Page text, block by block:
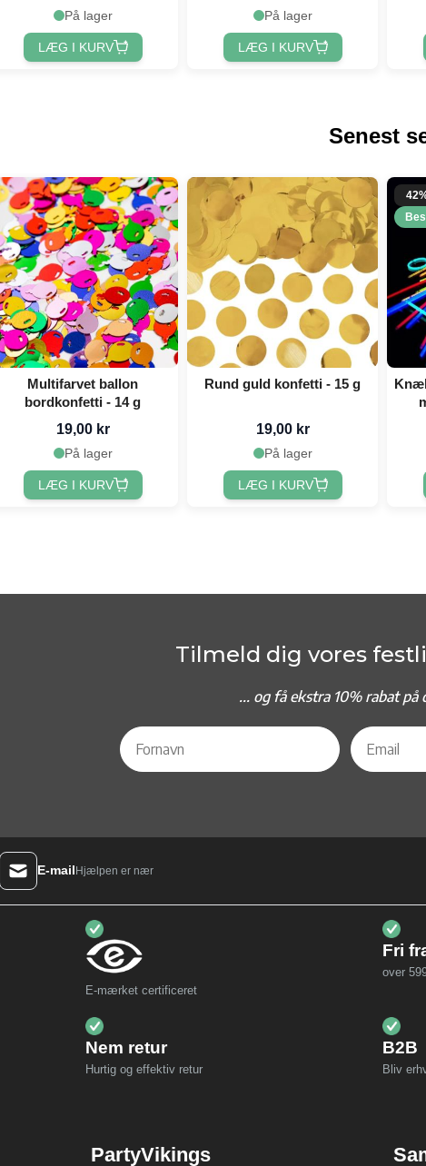
På lager
LÆG I KURV
På lager
LÆG I KURV
Senest
Multifarvet ballon
bordkonfetti - 14 g
19,00 kr
På lager
LÆG I KURV
Rund guld konfetti - 15 g
19,00 kr
På lager
LÆG I KURV
Tilmeld dig vores
... og få ekstra 10% rabat
E-mailHjælpen er nær
E-mærket certificeret
Fri
over
Nem retur
Hurtig og effektiv retur
B2B
Bliv
PartyVikings